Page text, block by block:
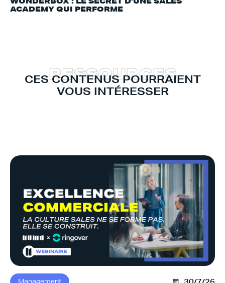
ACADEMY QUI PERFORME
CES CONTENUS POURRAIENT
VOUS INTÉRESSER
RESSOURCES
Management